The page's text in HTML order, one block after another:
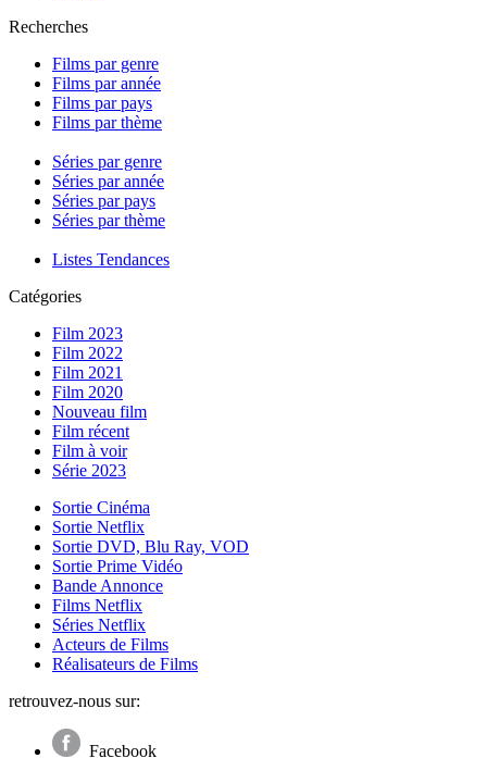
Recherches
Films par genre
Films par année
Films par pays
Films par thème
Séries par genre
Séries par année
Séries par pays
Séries par thème
Listes Tendances
Catégories
Film 2023
Film 2022
Film 2021
Film 2020
Nouveau film
Film récent
Film à voir
Série 2023
Sortie Cinéma
Sortie Netflix
Sortie DVD, Blu Ray, VOD
Sortie Prime Vidéo
Bande Annonce
Films Netflix
Séries Netflix
Acteurs de Films
Réalisateurs de Films
retrouvez-nous sur:
Facebook